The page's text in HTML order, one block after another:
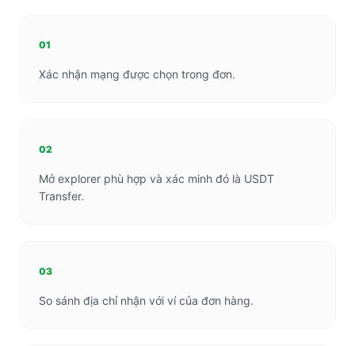
01
Xác nhận mạng được chọn trong đơn.
02
Mở explorer phù hợp và xác minh đó là USDT
Transfer.
03
So sánh địa chỉ nhận với ví của đơn hàng.